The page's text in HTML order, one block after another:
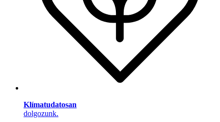
Klímatudatosan
dolgozunk.